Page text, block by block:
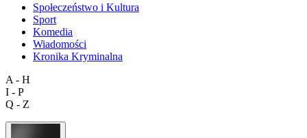
Społeczeństwo i Kultura
Sport
Komedia
Wiadomości
Kronika Kryminalna
A - H
I - P
Q - Z